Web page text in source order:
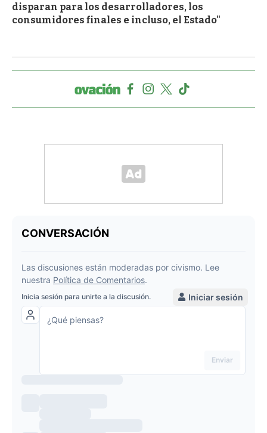
disparan para los desarrolladores, los
consumidores finales e incluso, el Estado"